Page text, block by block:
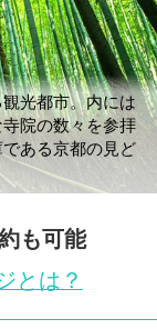
光都市。内には
院の数々を参拝
ある京都の見ど
も可能
とは？